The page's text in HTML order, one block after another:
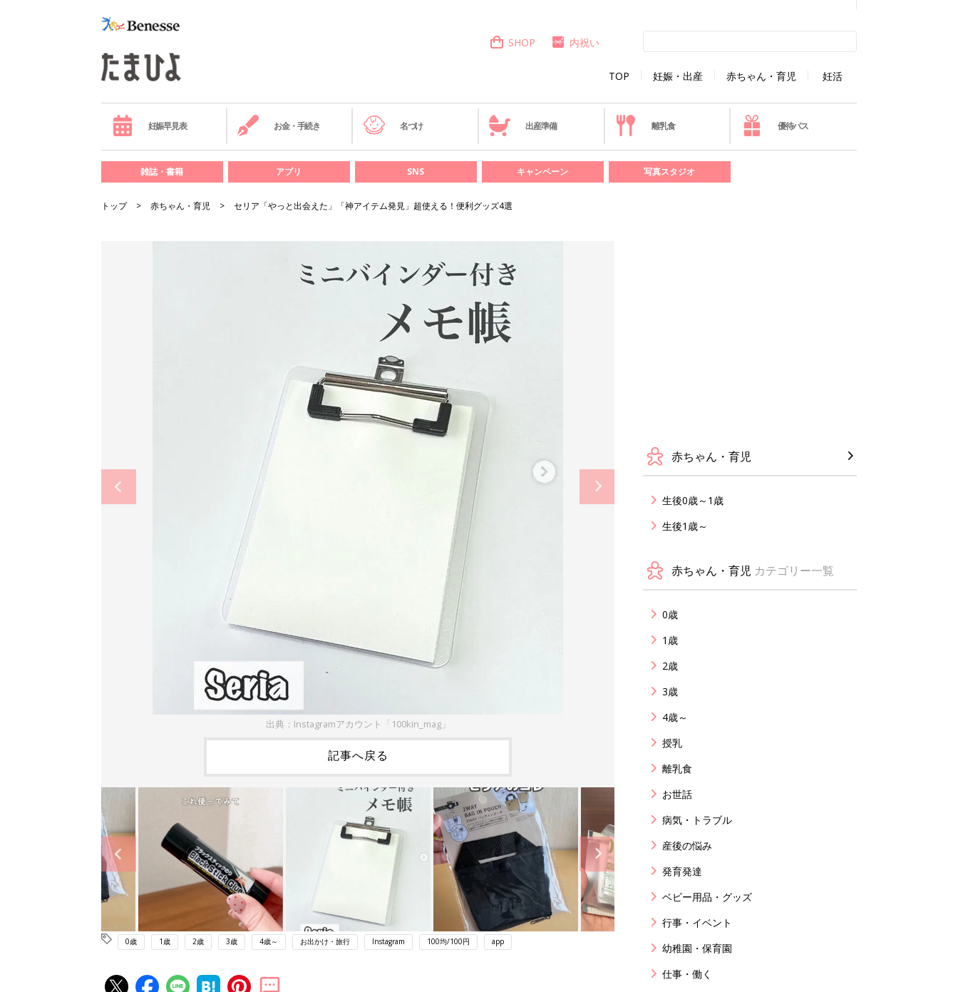
TOP 妊娠・出産 赤ちゃん・育児 妊活
SHOP 内祝い
妊娠早見表 お金・手続き 名づけ 出産準備 離乳食 優待パス
雑誌・書籍 アプリ SNS キャンペーン 写真スタジオ
トップ 赤ちゃん・育児 セリア「やっと出会えた」「神アイテム発見」超使える！便利グッズ4選
出典：Instagramアカウント「100kin_mag」
記事へ戻る
0歳 1歳 2歳 3歳 4歳～ お出かけ・旅行 Instagram 100均/100円 app
赤ちゃん・育児
生後0歳～1歳
生後1歳～
赤ちゃん・育児 カテゴリー一覧
0歳
1歳
2歳
3歳
4歳～
授乳
離乳食
お世話
病気・トラブル
産後の悩み
発育発達
ベビー用品・グッズ
行事・イベント
幼稚園・保育園
仕事・働く